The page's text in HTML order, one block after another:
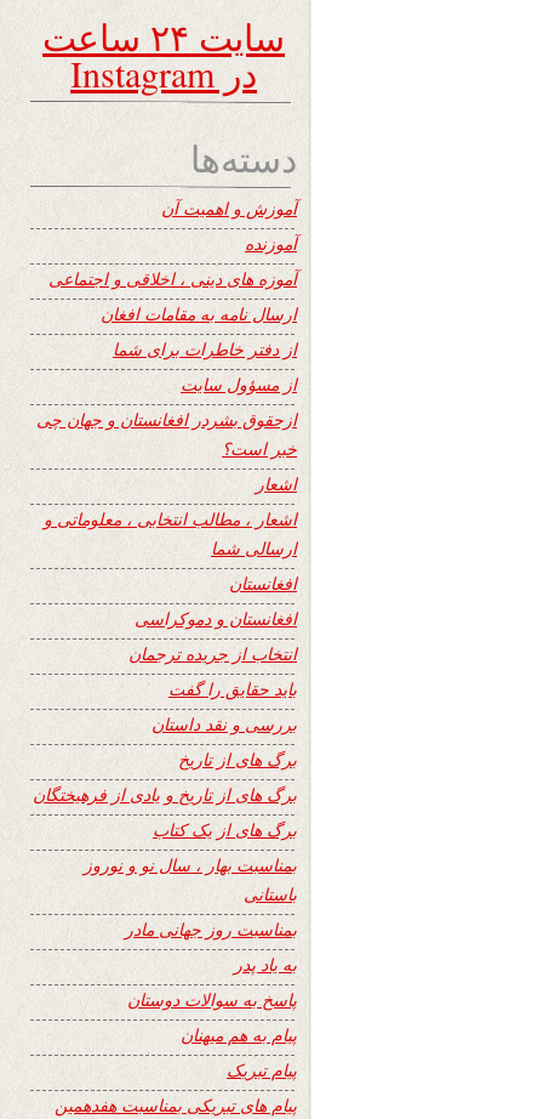
سایت ۲۴ ساعت
در Instagram
دسته‌ها
آموزش و اهمیت آن
آموزنده
آموزه های دینی ، اخلاقی و اجتماعی
ارسال نامه به مقامات افغان
از دفتر خاطرات برای شما
از مسؤول سایت
ازحقوق بشردر افغانستان و جهان چی
خبر است؟
اشعار
اشعار ، مطالب انتخابی ، معلوماتی و
ارسالی شما
افغانستان
افغانستان و دموکراسی
انتخاب از جریده ترجمان
باید حقایق را گفت
بررسی و نقد داستان
برگ های از تاریخ
برگ های از تاریخ و یادی از فرهیختگان
برگ های از یک کتاب
بمناسبت بهار ، سال نو و نوروز
باستانی
بمناسبت روز جهانی مادر
به یاد پدر
پاسخ به سوالات دوستان
پیام به هم میهنان
پیام تبریک
پیام های تبریکی بمناسبت هفدهمین